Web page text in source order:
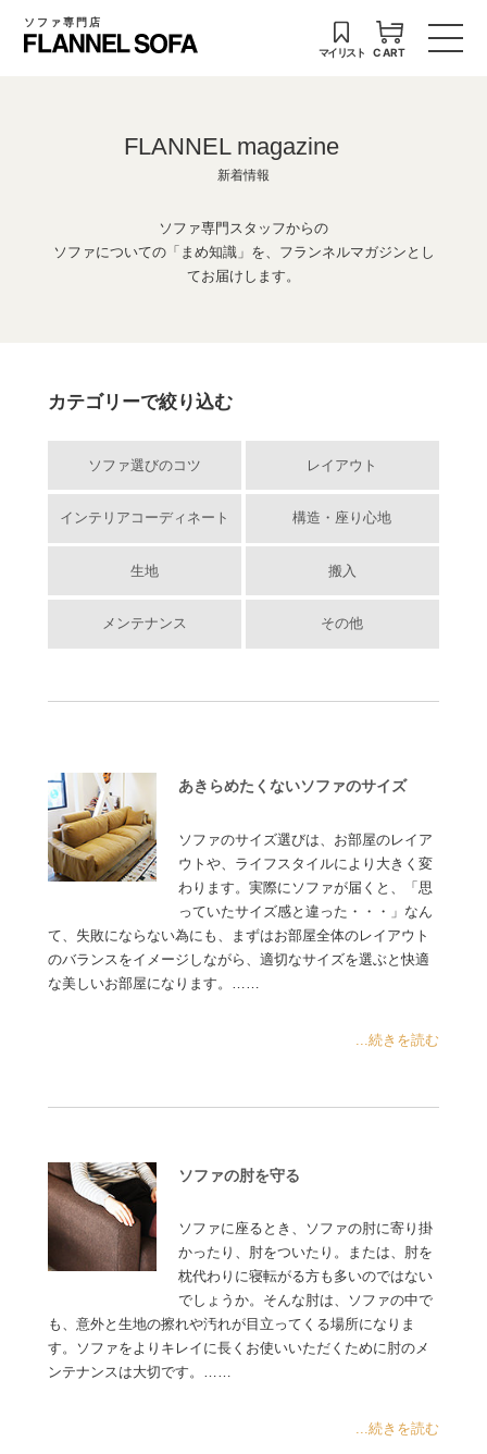
ソファ専門店
マイリスト CART
FLANNEL magazine
新着情報
ソファ専門スタッフからの
ソファについての「まめ知識」を、フランネルマガジンとし
てお届けします。
カテゴリーで絞り込む
ソファ選びのコツ レイアウト
インテリアコーディネート 構造・座り心地
生地 搬入
メンテナンス その他
あきらめたくないソファのサイズ
ソファのサイズ選びは、お部屋のレイア
ウトや、ライフスタイルにより大きく変
わります。実際にソファが届くと、「思
っていたサイズ感と違った・・・」なん
て、失敗にならない為にも、まずはお部屋全体のレイアウト
のバランスをイメージしながら、適切なサイズを選ぶと快適
な美しいお部屋になります。……
...続きを読む
ソファの肘を守る
ソファに座るとき、ソファの肘に寄り掛
かったり、肘をついたり。または、肘を
枕代わりに寝転がる方も多いのではない
でしょうか。そんな肘は、ソファの中で
も、意外と生地の擦れや汚れが目立ってくる場所になりま
す。ソファをよりキレイに長くお使いいただくために肘のメ
ンテナンスは大切です。……
...続きを読む